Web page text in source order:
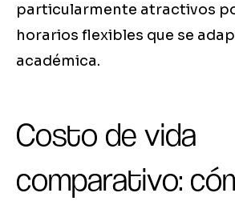
particularmente atractivos
horarios flexibles que se
académica.
Costo de vida
comparativo: